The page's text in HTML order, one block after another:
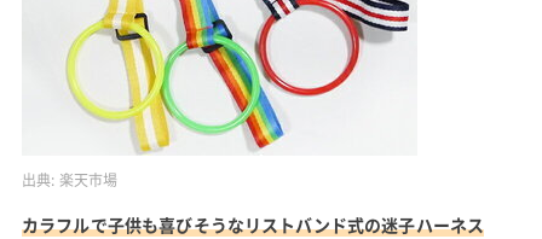
出典: 楽天市場
カラフルで子供も喜びそうなリストバンド式の迷子ハーネス